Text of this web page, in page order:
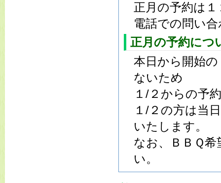
正月の予約は
電話での問い
正月の予約につ
本日から開始
ないため
１/２からの予
１/２の方は当
いたします。
なお、ＢＢＱ
い。